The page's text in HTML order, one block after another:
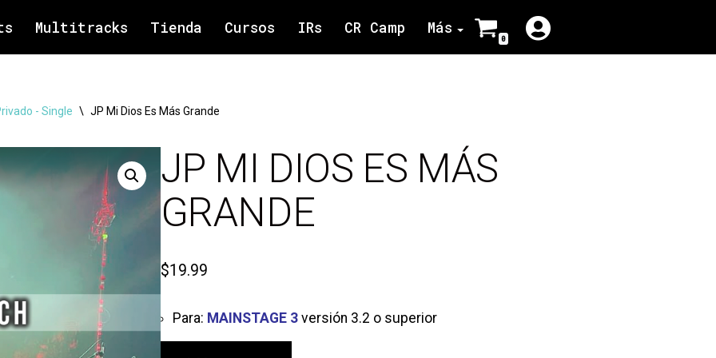
Multitracks Tienda Cursos IRs CR Camp Más
0
- Single \ JP Mi Dios Es Más Grande
JP MI DIOS ES MÁS
GRANDE
$19.99
Para: MAINSTAGE 3 versión 3.2 o superior